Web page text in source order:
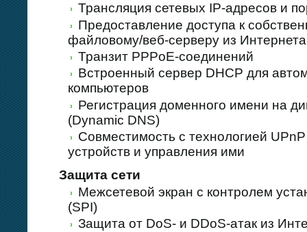
Трансляция сетевых IP-адресов и
Предоставление доступа к
файловому/веб-серверу из Интернета
Транзит PPPoE-соединений
Встроенный сервер DHCP для
компьютеров
Регистрация доменного имени на
(Dynamic DNS)
Совместимость с технологией
устройств и управления ими
Защита сети
Межсетевой экран с контролем
(SPI)
Защита от DoS- и DDoS-атак из